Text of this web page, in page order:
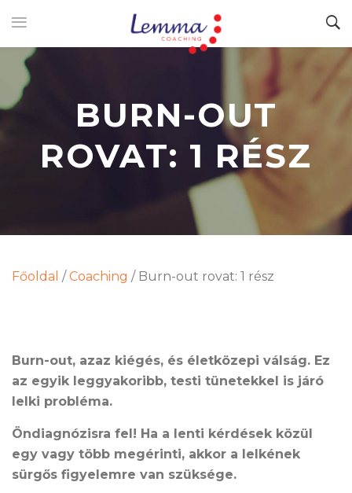
BURN-OUT
ROVAT: 1 RÉSZ
Főoldal / Coaching / Burn-out rovat: 1 rész
Burn-out, azaz kiégés, és életközepi válság. Ez
az egyik leggyakoribb, testi tünetekkel is járó
lelki probléma.
Öndiagnózisra fel! Ha a lenti kérdések közül
egy vagy több megérinti, akkor a lelkének
sürgős figyelemre van szüksége.